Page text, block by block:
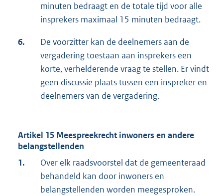
minuten bedraagt en de totale tijd voor alle
insprekers maximaal 15 minuten bedraagt.
6.
De voorzitter kan de deelnemers aan de
vergadering toestaan aan insprekers een
korte, verhelderende vraag te stellen. Er vindt
geen discussie plaats tussen een inspreker en
deelnemers van de vergadering.
Artikel 15 Meespreekrecht inwoners en andere
belangstellenden
1.
Over elk raadsvoorstel dat de gemeenteraad
behandeld kan door inwoners en
belangstellenden worden meegesproken.